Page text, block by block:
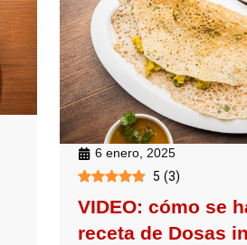
6 enero, 2025
5 (3)
VIDEO: cómo se
receta de Dosas